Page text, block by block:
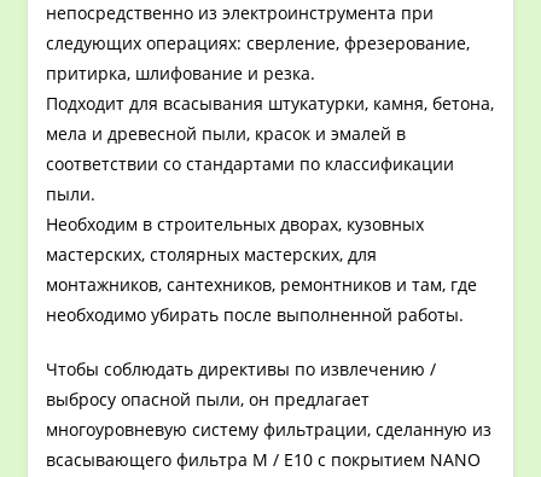
непосредственно из электроинструмента при
следующих операциях: сверление, фрезерование,
притирка, шлифование и резка.
Подходит для всасывания штукатурки, камня, бетона,
мела и древесной пыли, красок и эмалей в
соответствии со стандартами по классификации
пыли.
Необходим в строительных дворах, кузовных
мастерских, столярных мастерских, для
монтажников, сантехников, ремонтников и там, где
необходимо убирать после выполненной работы.
Чтобы соблюдать директивы по извлечению /
выбросу опасной пыли, он предлагает
многоуровневую систему фильтрации, сделанную из
всасывающего фильтра M / E10 с покрытием NANO